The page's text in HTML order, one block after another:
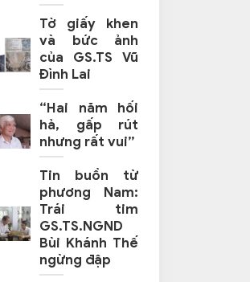
Tờ giấy khen
và bức ảnh
của GS.TS Vũ
Đình Lai
“Hai năm hối
hả, gấp rút
nhưng rất vui”
Tin buồn từ
phương Nam:
Trái tim
GS.TS.NGND
Bùi Khánh Thế
ngừng đập